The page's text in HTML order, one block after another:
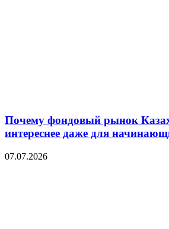
Почему фондовый рынок
интереснее даже для
07.07.2026